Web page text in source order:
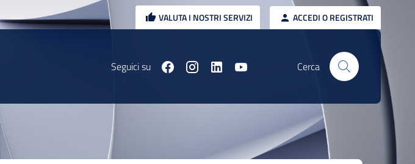
VALUTA I NOSTRI SERVIZI ACCEDI O REGISTRATI
Seguici su Cerca